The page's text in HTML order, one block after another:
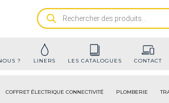
Recherche
de
? LINERS LES CATALOGUES CONTACT
COFFRET ÉLECTRIQUE CONNECTIVITÉ PLOMBERIE